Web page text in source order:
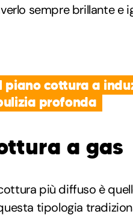
sempre brillante e
piano cottura a
profonda
a gas
più diffuso è
tipologia